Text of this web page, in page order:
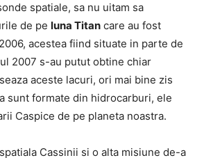
spatiale, sa nu uitam sa
de pe luna Titan care au fost
acestea fiind situate in parte de
2007 s-au putut obtine chiar
aceste lacuri, ori mai bine zis
sunt formate din hidrocarburi, ele
Caspice de pe planeta noastra.
Cassinii si o alta misiune de-a